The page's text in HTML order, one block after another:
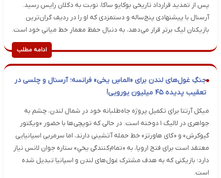
پس از تمدید قرارداد تاریخی بوکایو ساکا، نوبت به دکلان رایس رسید.
آرسنال با پیشنهادی پنج‌ساله و دستمزدی که او را در ردیف گران‌ترین
بازیکنان لیگ برتر قرار می‌دهد، به دنبال حفظ معمار خط میانی خود است.
ادامه مطلب
جنگِ غول‌های لندن برای «الماسِ یخی» فرانسه؛ آرسنال و چلسی در
تعقیب پدیده ۴۵ میلیون یورویی!
میکل آرتتا برای تکمیل پروژه جاه‌طلبانه خود در شمال لندن، چشم به
جواهری در لالیگ ۱ دوخته است. در حالی که توپچی‌ها با حضور «ویکتور
گیوکرش» و «کای هاورتز» خط حمله آتشینی دارند، اما سرمربی اسپانیایی
معتقد است برای فتح اروپا، به «تمام‌کنندگی یخیِ» ستاره جوان لانس نیاز
دارد؛ بازیکنی که به هدف مشترک غول‌های لندن و اسپانیا تبدیل شده
است.